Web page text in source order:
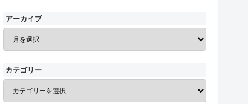
アーカイブ
カテゴリー